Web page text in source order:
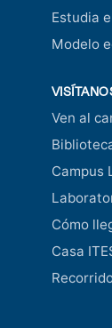
Estudia
Modelo
Ven al
Campus
Cómo
Casa